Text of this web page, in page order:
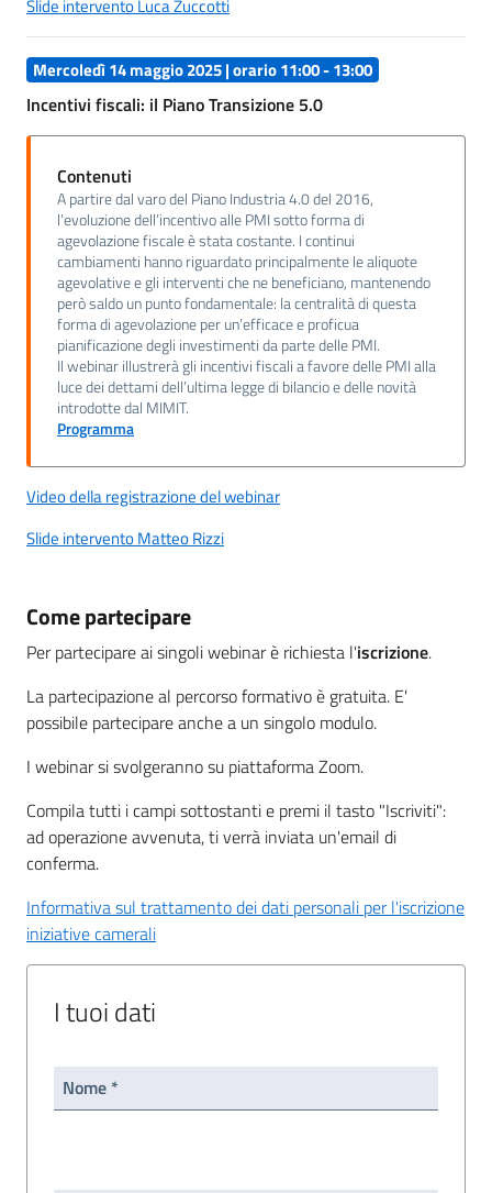
Slide intervento Luca Zuccotti
Mercoledì 14 maggio 2025 | orario 11:00 - 13:00
Incentivi fiscali: il Piano Transizione 5.0
Contenuti
A partire dal varo del Piano Industria 4.0 del 2016,
l’evoluzione dell’incentivo alle PMI sotto forma di
agevolazione fiscale è stata costante. I continui
cambiamenti hanno riguardato principalmente le aliquote
agevolative e gli interventi che ne beneficiano, mantenendo
però saldo un punto fondamentale: la centralità di questa
forma di agevolazione per un’efficace e proficua
pianificazione degli investimenti da parte delle PMI.
Il webinar illustrerà gli incentivi fiscali a favore delle PMI alla
luce dei dettami dell’ultima legge di bilancio e delle novità
introdotte dal MIMIT.
Programma
Video della registrazione del webinar
Slide intervento Matteo Rizzi
Come partecipare
Per partecipare ai singoli webinar è richiesta l'iscrizione.
La partecipazione al percorso formativo è gratuita. E'
possibile partecipare anche a un singolo modulo.
I webinar si svolgeranno su piattaforma Zoom.
Compila tutti i campi sottostanti e premi il tasto "Iscriviti":
ad operazione avvenuta, ti verrà inviata un'email di
conferma.
Informativa sul trattamento dei dati personali per l'iscrizione
iniziative camerali
I tuoi dati
Nome *